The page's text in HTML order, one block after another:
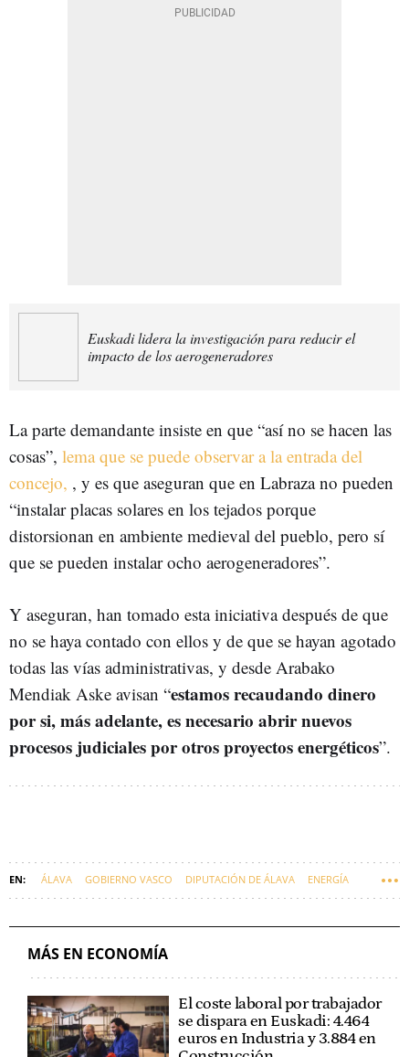
Euskadi lidera la investigación para reducir el
impacto de los aerogeneradores
La parte demandante insiste en que “así no se hacen las
cosas”, lema que se puede observar a la entrada del
concejo, , y es que aseguran que en Labraza no pueden
“instalar placas solares en los tejados porque
distorsionan en ambiente medieval del pueblo, pero sí
que se pueden instalar ocho aerogeneradores”.
Y aseguran, han tomado esta iniciativa después de que
no se haya contado con ellos y de que se hayan agotado
todas las vías administrativas, y desde Arabako
Mendiak Aske avisan “estamos recaudando dinero
por si, más adelante, es necesario abrir nuevos
procesos judiciales por otros proyectos energéticos”.
ÁLAVA GOBIERNO VASCO DIPUTACIÓN DE ÁLAVA ENERGÍA
MIKEL JAUREGI
MÁS EN ECONOMÍA
El coste laboral por trabajador
se dispara en Euskadi: 4.464
euros en Industria y 3.884 en